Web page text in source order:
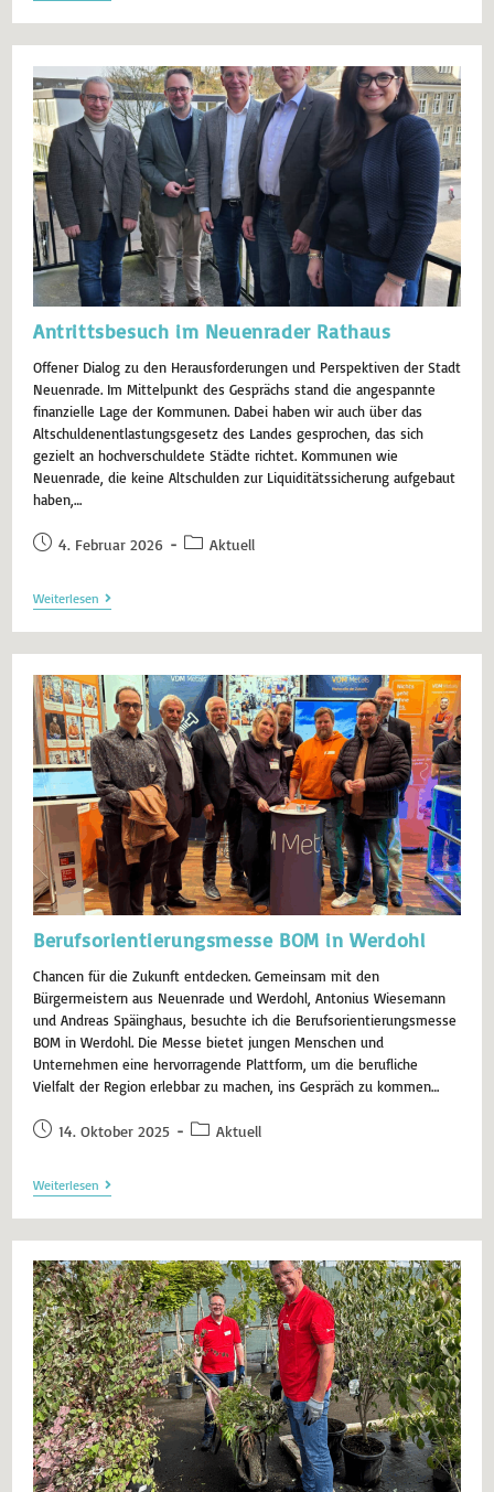
Antrittsbesuch im Neuenrader Rathaus
Offener Dialog zu den Herausforderungen und Perspektiven der Stadt
Neuenrade. Im Mittelpunkt des Gesprächs stand die angespannte
finanzielle Lage der Kommunen. Dabei haben wir auch über das
Altschuldenentlastungsgesetz des Landes gesprochen, das sich
gezielt an hochverschuldete Städte richtet. Kommunen wie
Neuenrade, die keine Altschulden zur Liquiditätssicherung aufgebaut
haben,…
4. Februar 2026 Aktuell
Weiterlesen
Berufsorientierungsmesse BOM in Werdohl
Chancen für die Zukunft entdecken. Gemeinsam mit den
Bürgermeistern aus Neuenrade und Werdohl, Antonius Wiesemann
und Andreas Späinghaus, besuchte ich die Berufsorientierungsmesse
BOM in Werdohl. Die Messe bietet jungen Menschen und
Unternehmen eine hervorragende Plattform, um die berufliche
Vielfalt der Region erlebbar zu machen, ins Gespräch zu kommen…
14. Oktober 2025 Aktuell
Weiterlesen